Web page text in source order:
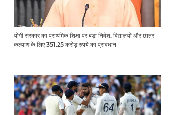
योगी सरकार का प्राथमिक शिक्षा पर बड़ा निवेश, विद्यालयों और छात्र
कल्याण के लिए 351.25 करोड़ रुपये का प्रावधान